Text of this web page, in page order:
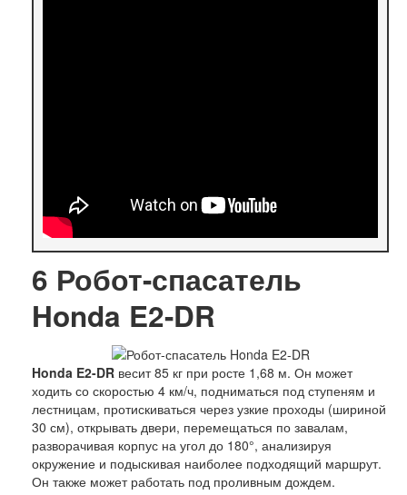
6 Робот-спасатель
Honda E2-DR
Honda E2-DR весит 85 кг при росте 1,68 м. Он может
ходить со скоростью 4 км/ч, подниматься под ступеням и
лестницам, протискиваться через узкие проходы (шириной
30 см), открывать двери, перемещаться по завалам,
разворачивая корпус на угол до 180°, анализируя
окружение и подыскивая наиболее подходящий маршрут.
Он также может работать под проливным дождем.